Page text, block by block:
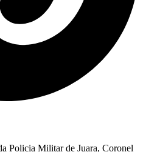
Policia Militar de Juara, Coronel